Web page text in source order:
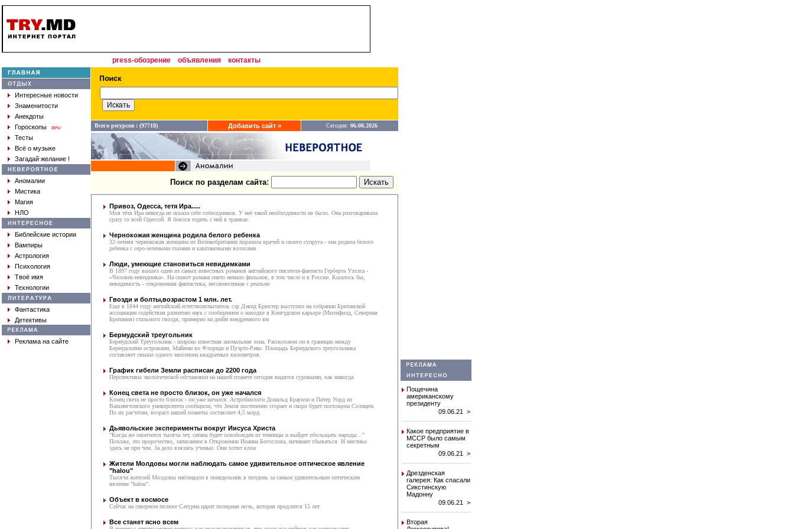
Пощечина
американскому
президенту
09.06.21 >
Какое предприятие в
МССР было самым
секретным
09.06.21 >
Дрезденская
галерея: Как спасали
Сикстинскую
Мадонну
09.06.21 >
Вторая
press-обозрение объявления контакты
Интересные новости
Знаменитости
Анекдоты
Гороскопы
new
Тесты
Всё о музыке
Загадай желание !
Аномалии
Мистика
Магия
НЛО
Библейские истории
Вампиры
Астрология
Психология
Твоё имя
Технологии
Фантастика
Детективы
Реклама на сайте
Всего ресурсов : (97718) Добавить сайт » Сегодня: 06.08.2026
Поиск по разделам сайта:
Привоз, Одесса, тетя Ира.....
Моя тётя Ира никогда не искала себе собеседников. У неё такой необходимости не было. Она разговаривала
сразу со всей Одессой. Я боялся ездить с ней в трамвае.
Чернокожая женщина родила белого ребенка
32-летняя чернокожая женщина из Великобритании поразила врачей и своего супруга - она родила белого
ребенка с серо-зелеными глазами и каштановыми волосами.
Люди, умеющие становиться невидимками
В 1897 году вышел один из самых известных романов английского писателя-фантаста Герберта Уэллса -
«Человек-невидимка». На сюжет романа снято немало фильмов, в том числе и в России. Казалось бы,
невидимость - откровенная фантастика, несовместимая с реально
Гвозди и болты,возрастом 1 млн. лет.
Еще в 1844 году английский естествоиспытатель сэр Дэвид Брюстер выступил на собрании Британской
ассоциации содействия развитию наук с сообщением о находке в Кингудском карьере (Милнфнлд, Северная
Британия) стального гвоздя, примерно на дюйм внедренного вм
Бермудский треугольник
Бермудский Треугольник - широко известная аномальная зона. Расположен он в границах между
Бермудскими островами, Майями во Флориде и Пуэрто-Рико. Площадь Бермудского треугольника
составляет свыше одного миллиона квадратных километров.
График гибели Земли расписан до 2200 года
Перспективы экологической обстановки на нашей планете сегодня видятся суровыми, как никогда.
Конец света не просто близок, он уже начался
Конец света не просто близок - он уже начался. Астробиологи Дональд Браунли и Питер Уорд из
Вашингтонского университета сообщили, что Земля постепенно сгорает и скоро будет поглощена Солнцем.
По их расчетам, возраст нашей планеты составляет 4,5 млрд.
Дьявольские эксперименты вокруг Иисуса Христа
"Когда же окончится тысяча лет, сатана будет освобожден из темницы и выйдет обольщать народы..."
Похоже, это пророчество, записанное в Откровении Иоанна Богослова, начинает сбываться. И мистика
здесь не при чем. За дело взялись ученые. Они хотят клон
Жители Молдовы могли наблюдать самое удивительное оптическое явление
"halou"
Тысячи жителей Молдовы наблюдали в понедельник в полдень за самым удивительным оптическим
явление "halou".
Объект в космосе
Сейчас на северном полюсе Сатурна царит полярная ночь, которая продлится 15 лет
Все станет ясно всем